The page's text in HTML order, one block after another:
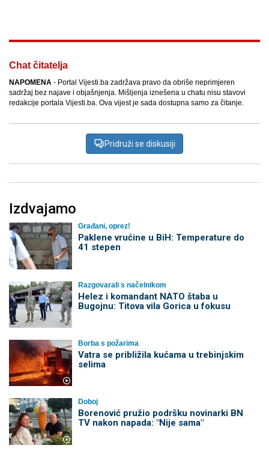
Chat čitatelja
NAPOMENA - Portal Vijesti.ba zadržava pravo da obriše neprimjeren
sadržaj bez najave i objašnjenja. Mišljenja iznešena u chatu nisu stavovi
redakcije portala Vijesti.ba. Ova vijest je sada dostupna samo za čitanje.
Pridruži se diskusiji
Izdvajamo
Građani, oprez!
Paklene vrućine u BiH: Temperature do
41 stepen
Razgovarali s načelnikom
Helez i komandant NATO štaba u
Bugojnu: Titova vila Gorica u fokusu
Borba s požarima
Vatra se približila kućama u trebinjskim
selima
Doboj
Borenović pružio podršku novinarki BN
TV nakon napada: "Nije sama"